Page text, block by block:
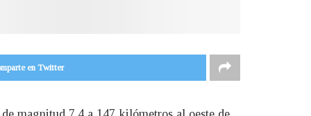
en Twitter